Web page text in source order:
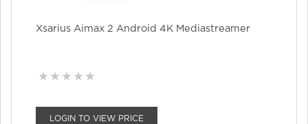
Xsarius Aimax 2 Android 4K Mediastreamer
LOGIN TO VIEW PRICE